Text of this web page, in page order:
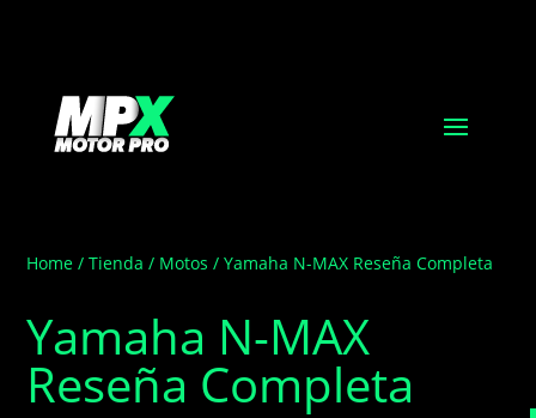
Home /Tienda / Motos / Yamaha N-MAX Reseña Completa
Yamaha N-MAX
Reseña Completa